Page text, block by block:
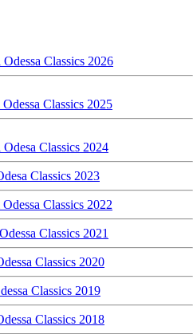
Classics 2026
Classics 2025
Classics 2024
Classics 2023
Classics 2022
Classics 2021
Classics 2020
Classics 2019
Classics 2018